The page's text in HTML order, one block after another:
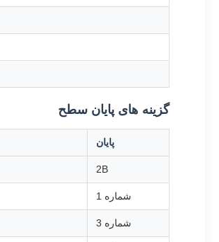
گزینه های پایان سطح
پایان
2B
شماره 1
شماره 3